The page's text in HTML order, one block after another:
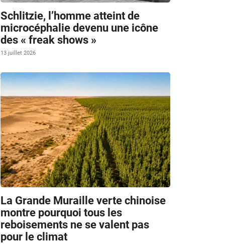
Schlitzie, l’homme atteint de
microcéphalie devenu une icône
des « freak shows »
13 juillet 2026
La Grande Muraille verte chinoise
montre pourquoi tous les
reboisements ne se valent pas
pour le climat